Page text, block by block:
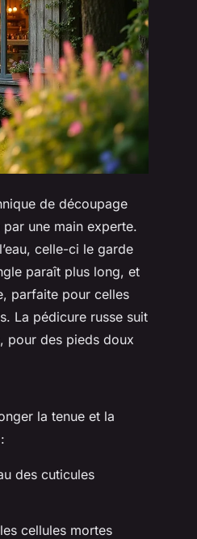
de découpage
une main experte.
celle-ci le garde
paraît plus long, et
parfaite pour celles
La pédicure russe suit
pour des pieds doux
la tenue et la
des cuticules
cellules mortes